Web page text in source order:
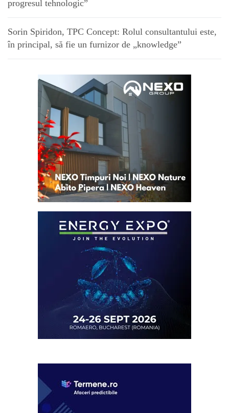
progresul tehnologic”
Sorin Spiridon, TPC Concept: Rolul consultantului este,
în principal, să fie un furnizor de „knowledge”